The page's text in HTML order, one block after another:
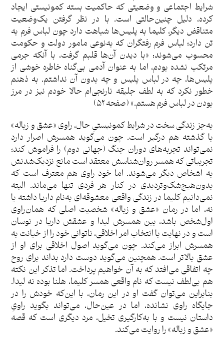
شرایط اجتماعی و وضعیتی که حاکمیت بسته کمونیستی ایجاد
کرده، دلیل چنین‌حالتی است. با در نظر گرفتن یک‌وضعیت
متناقض دیگر، کلیما به پلیس‌ها شباهت دارد چون لباس فرم به
تن دارد؛ لباس فرم رفتگران که به‌نوعی مامور دولت و حکومت
محسوب می‌شوند: «با دیدن آن‌ها قلبم گرفت، با آنکه جرمی
مرتکب نشده بودم، اما به عنوان آدمی بی‌گناه خاطره خوشی از
پلیس‌ها، چه در لباس پلیس و چه بدون آن نداشتم. به ذهنم
خطور نکرد که به لطف جلیقه نارنجی‌ام حالا خودم نیز در مرز
بودن در لباس فرم هستم.» (صفحه ۵۲)
به‌جز زندگی سخت در شرایط کمونیستیِ حال، راوی «عشق و زباله»
با گذشته هم درگیر است. چون می‌گوید همسرش اصرار دارد
نمی‌تواند تجربه‌های دوران جنگ (جهانی دوم) را فراموش کند؛
تجربیاتی که همسر روان‌شناسش معتقد است مانع نزدیک‌شدنش
به اشخاص دیگر می‌شوند. اما خود راوی هم معترف است که
بدون‌هیچ‌شک‌وتردیدی در کنار هر فردی تنها می‌ماند. البته
نمی‌دانیم کلیما در زندگی واقعی معشوقه‌ای به‌نام داریا داشته یا
نه، اما در رمان «عشق و زباله» شخصیت اصلی که همان‌راوی
اول‌شخص باشد، بین همسرش لیدا و عشقش داریا در نوسان
است و در نهایت با انتخاب امر اخلاقی، ناتوانی خود را از خیانت به
همسرش ابراز می‌کند. چون می‌گوید اصول اخلاقی برای او از
عشق بالاتر است. همچنین می‌گوید دوست دارد بداند برای روح
چه اتفاقی می‌افتد که به آن خواهیم پرداخت. اما تذکر این نکته
هم بی‌لطف نیست که نام واقعی همسر کلیما، هلنا بوده نه لیدا.
بنابراین می‌توان گفت او در این رمان، با این‌که خودش را در
جایگاه راوی نشانده، اما در عین‌حال، می‌تواند بگوید راویِ
داستان نیست و با به‌کارگیری تخیل، مرد دیگری است که قصه
«عشق و زباله» را روایت می‌کند.